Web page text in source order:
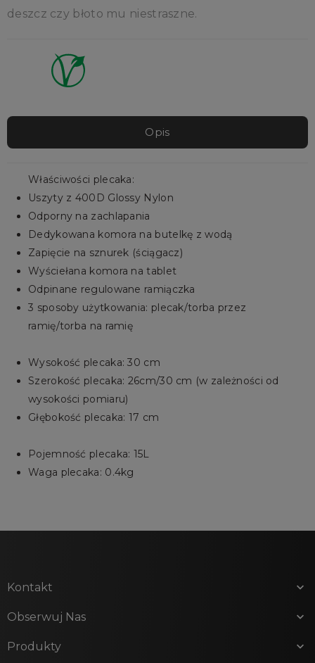
deszcz czy błoto mu niestraszne.
Opis
Właściwości plecaka:
Uszyty z 400D Glossy Nylon
Odporny na zachlapania
Dedykowana komora na butelkę z wodą
Zapięcie na sznurek (ściągacz)
Wyściełana komora na tablet
Odpinane regulowane ramiączka
3 sposoby użytkowania: plecak/torba przez
ramię/torba na ramię
Wysokość plecaka: 30 cm
Szerokość plecaka: 26cm/30 cm (w zależności od
wysokości pomiaru)
Głębokość plecaka: 17 cm
Pojemność plecaka: 15L
Waga plecaka: 0.4kg
Kontakt 
Obserwuj Nas 
Produkty 